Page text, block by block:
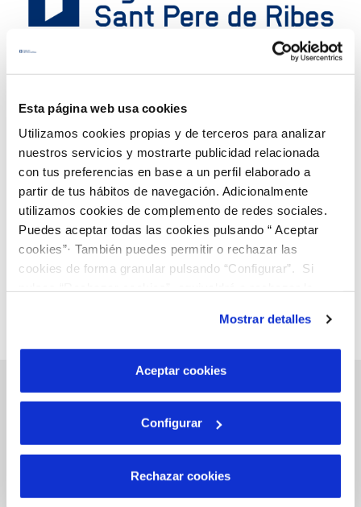
Esta página web usa cookies
Utilizamos cookies propias y de terceros para analizar
nuestros servicios y mostrarte publicidad relacionada
con tus preferencias en base a un perfil elaborado a
partir de tus hábitos de navegación. Adicionalmente
utilizamos cookies de complemento de redes sociales.
Puedes aceptar todas las cookies pulsando “ Aceptar
cookies”· También puedes permitir o rechazar las
cookies de forma granular pulsando “Configurar”. Si
son indispensables para que el sitio web funcione y que
por tanto no se pueden desactivar. Puedes consultar
más información en nuestraPolítica de Cookies
Mostrar detalles
Aceptar cookies
Configurar
Rechazar cookies
Convocatoria de la Junta General Ordinaria de
Accionistas
Página 4 de 7
Anterior Siguiente
Gestiones Online